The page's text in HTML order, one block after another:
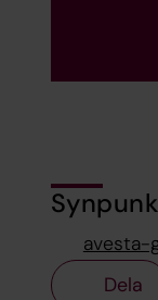
avesta-
Dela